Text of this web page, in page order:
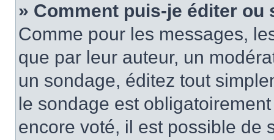
» Comment puis-je éditer ou
Comme pour les messages,
que par leur auteur, un
un sondage, éditez tout
le sondage est
encore voté, il est possible de